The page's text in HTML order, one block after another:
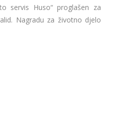
servis Huso“ proglašen za
Nagradu za životno djelo